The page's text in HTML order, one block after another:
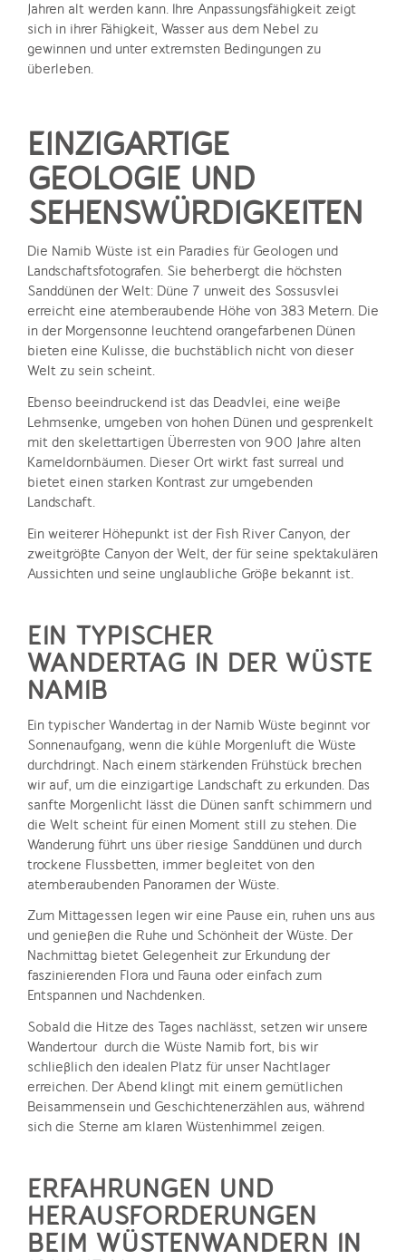
Jahren alt werden kann. Ihre Anpassungsfähigkeit zeigt
sich in ihrer Fähigkeit, Wasser aus dem Nebel zu
gewinnen und unter extremsten Bedingungen zu
überleben.
EINZIGARTIGE
GEOLOGIE UND
SEHENSWÜRDIGKEITEN
Die Namib Wüste ist ein Paradies für Geologen und
Landschaftsfotografen. Sie beherbergt die höchsten
Sanddünen der Welt: Düne 7 unweit des Sossusvlei
erreicht eine atemberaubende Höhe von 383 Metern. Die
in der Morgensonne leuchtend orangefarbenen Dünen
bieten eine Kulisse, die buchstäblich nicht von dieser
Welt zu sein scheint.
Ebenso beeindruckend ist das Deadvlei, eine weiße
Lehmsenke, umgeben von hohen Dünen und gesprenkelt
mit den skelettartigen Überresten von 900 Jahre alten
Kameldornbäumen. Dieser Ort wirkt fast surreal und
bietet einen starken Kontrast zur umgebenden
Landschaft.
Ein weiterer Höhepunkt ist der Fish River Canyon, der
zweitgrößte Canyon der Welt, der für seine spektakulären
Aussichten und seine unglaubliche Größe bekannt ist.
EIN TYPISCHER
WANDERTAG IN DER WÜSTE
NAMIB
Ein typischer Wandertag in der Namib Wüste beginnt vor
Sonnenaufgang, wenn die kühle Morgenluft die Wüste
durchdringt. Nach einem stärkenden Frühstück brechen
wir auf, um die einzigartige Landschaft zu erkunden. Das
sanfte Morgenlicht lässt die Dünen sanft schimmern und
die Welt scheint für einen Moment still zu stehen. Die
Wanderung führt uns über riesige Sanddünen und durch
trockene Flussbetten, immer begleitet von den
atemberaubenden Panoramen der Wüste.
Zum Mittagessen legen wir eine Pause ein, ruhen uns aus
und genießen die Ruhe und Schönheit der Wüste. Der
Nachmittag bietet Gelegenheit zur Erkundung der
faszinierenden Flora und Fauna oder einfach zum
Entspannen und Nachdenken.
Sobald die Hitze des Tages nachlässt, setzen wir unsere
Wandertour durch die Wüste Namib fort, bis wir
schließlich den idealen Platz für unser Nachtlager
erreichen. Der Abend klingt mit einem gemütlichen
Beisammensein und Geschichtenerzählen aus, während
sich die Sterne am klaren Wüstenhimmel zeigen.
ERFAHRUNGEN UND
HERAUSFORDERUNGEN
BEIM WÜSTENWANDERN IN